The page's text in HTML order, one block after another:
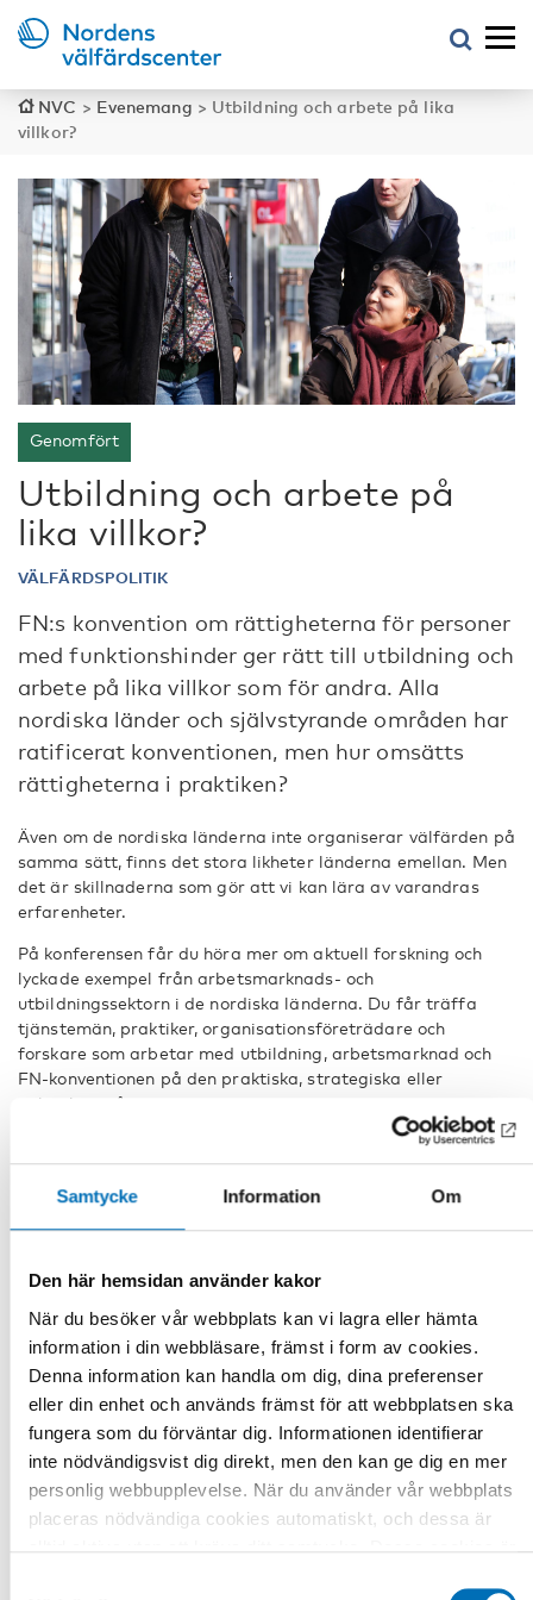
Samtycke Information Om
Den här hemsidan använder kakor
När du besöker vår webbplats kan vi lagra eller hämta
information i din webbläsare, främst i form av cookies.
Denna information kan handla om dig, dina preferenser
eller din enhet och används främst för att webbplatsen ska
fungera som du förväntar dig. Informationen identifierar
inte nödvändigsvist dig direkt, men den kan ge dig en mer
personlig webbupplevelse. När du använder vår webbplats
placeras nödvändiga cookies automatiskt, och dessa är
NVC > Evenemang > Utbildning och arbete på lika
villkor?
Genomfört
Utbildning och arbete på
lika villkor?
VÄLFÄRDSPOLITIK
FN:s konvention om rättigheterna för personer
med funktionshinder ger rätt till utbildning och
arbete på lika villkor som för andra. Alla
nordiska länder och självstyrande områden har
ratificerat konventionen, men hur omsätts
rättigheterna i praktiken?
Även om de nordiska länderna inte organiserar välfärden på
samma sätt, finns det stora likheter länderna emellan. Men
det är skillnaderna som gör att vi kan lära av varandras
erfarenheter.
På konferensen får du höra mer om aktuell forskning och
lyckade exempel från arbetsmarknads- och
utbildningssektorn i de nordiska länderna. Du får träffa
tjänstemän, praktiker, organisationsföreträdare och
forskare som arbetar med utbildning, arbetsmarknad och
FN-konventionen på den praktiska, strategiska eller
politiska nivån.
På 2016 års konferens i Mariehamn på Åland diskuterades
implementering av barn och ungas rättigheter. I
klippet
kan du höra mer om konferensen och möta
institution under Nordiska ministerrådet. Vårt arbete syftar
till att utarbeta strategiska inspel till politiker, att
sammanställa forskningsresultat och arrangera nordiska
och internationella konferenser.
Har du frågor?
Kontakta projektledare Lars Rottem Krangnes på:
+46 (0)70-562 45 30
lars.rottem-krangnes@nordicwelfare.org
Eller evenemangsspecialist Nina Sténs på: